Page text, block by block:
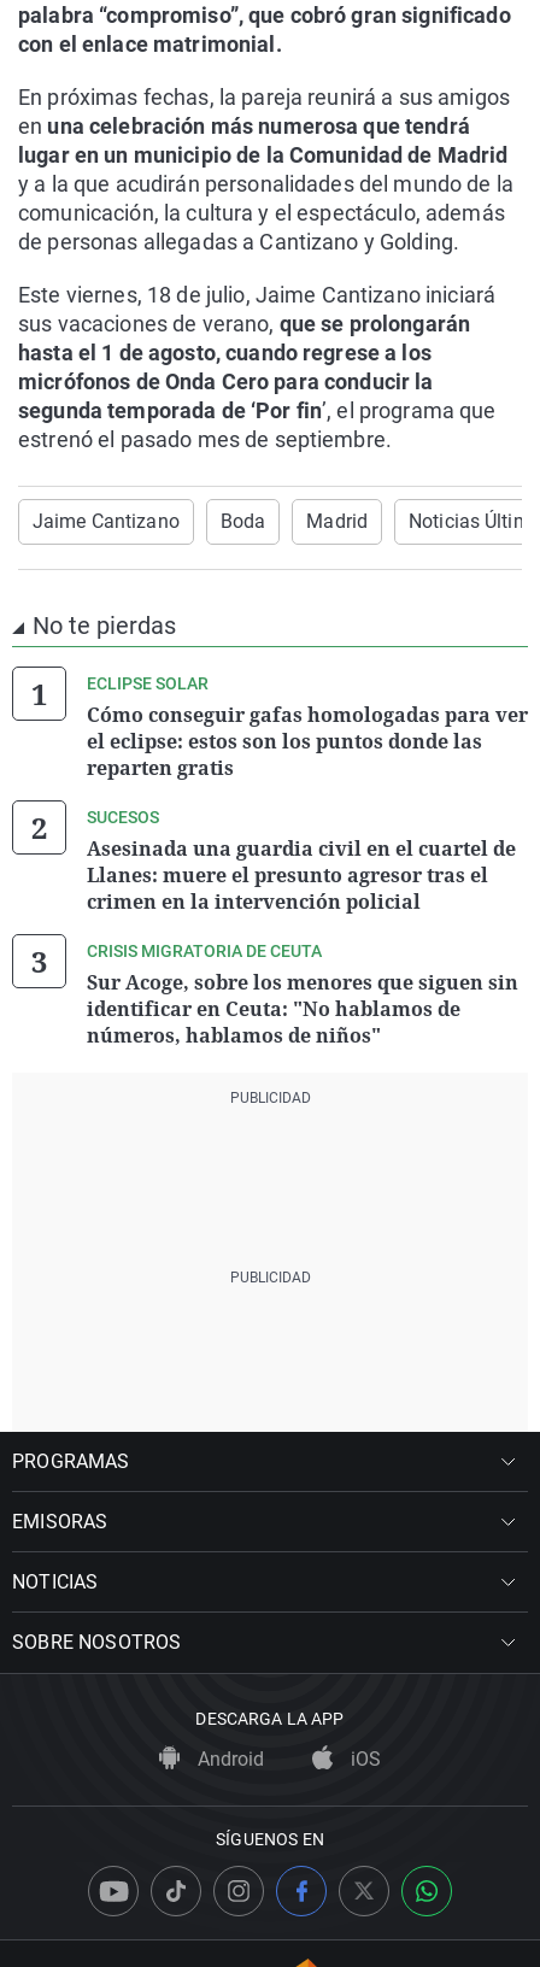
palabra “compromiso”, que cobró gran significado
con el enlace matrimonial.
En próximas fechas, la pareja reunirá a sus amigos
en una celebración más numerosa que tendrá
lugar en un municipio de la Comunidad de Madrid
y a la que acudirán personalidades del mundo de la
comunicación, la cultura y el espectáculo, además
de personas allegadas a Cantizano y Golding.
Este viernes, 18 de julio, Jaime Cantizano iniciará
sus vacaciones de verano, que se prolongarán
hasta el 1 de agosto, cuando regrese a los
micrófonos de Onda Cero para conducir la
segunda temporada de ‘Por fin’, el programa que
estrenó el pasado mes de septiembre.
Jaime Cantizano Boda Madrid Noticias
No te pierdas
ECLIPSE SOLAR
Cómo conseguir gafas homologadas para ver
el eclipse: estos son los puntos donde las
reparten gratis
SUCESOS
Asesinada una guardia civil en el cuartel de
Llanes: muere el presunto agresor tras el
crimen en la intervención policial
CRISIS MIGRATORIA DE CEUTA
Sur Acoge, sobre los menores que siguen sin
identificar en Ceuta: "No hablamos de
números, hablamos de niños"
PROGRAMAS
EMISORAS
NOTICIAS
SOBRE NOSOTROS
DESCARGA LA APP
Android iOS
SÍGUENOS EN